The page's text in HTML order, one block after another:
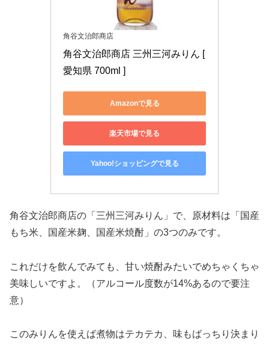
角谷文治郎商店
角谷文治郎商店 三州三河みりん [
愛知県 700ml ]
Amazonで見る
楽天市場で見る
Yahoo!ショッピングで見る
角谷文治郎商店の「三州三河みりん」で、原材料は「国産
もち米、国産米麹、国産米焼酎」の3つのみです。
これだけを飲んでみても、甘い焼酎みたいでめちゃくちゃ
美味しいですよ。（アルコール度数が14%あるので要注
意）
このみりんを使えば煮物はテカテカ、味もばっちり決まり